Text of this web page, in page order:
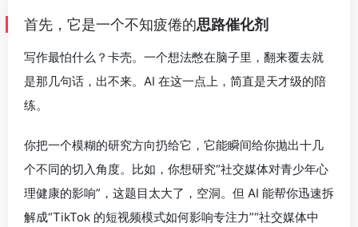
首先，它是一个不知疲倦的思路催化剂
写作最怕什么？卡壳。一个想法憋在脑子里，翻来覆去就
是那几句话，出不来。AI 在这一点上，简直是天才级的陪
练。
你把一个模糊的研究方向扔给它，它能瞬间给你抛出十几
个不同的切入角度。比如，你想研究“社交媒体对青少年心
理健康的影响”，这题目太大了，空洞。但 AI 能帮你迅速拆
解成“TikTok 的短视频模式如何影响专注力”“社交媒体中